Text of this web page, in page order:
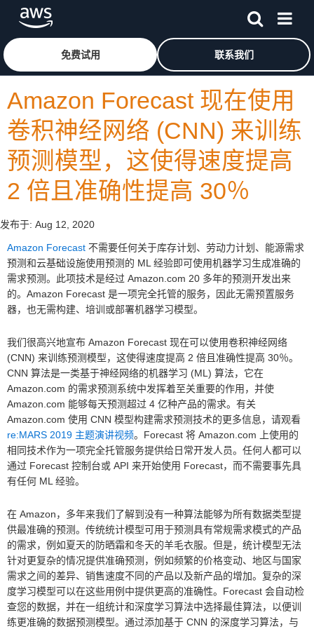
跳至主要内容
免费试用 联系我们
Amazon Forecast 现在使用
卷积神经网络 (CNN) 来训练
预测模型，这使得速度提高
2 倍且准确性提高 30％
发布于: Aug 12, 2020
Amazon Forecast 不需要任何关于库存计划、劳动力计划、能源需求
预测和云基础设施使用预测的 ML 经验即可使用机器学习生成准确的
需求预测。此项技术是经过 Amazon.com 20 多年的预测开发出来
的。Amazon Forecast 是一项完全托管的服务，因此无需预置服务
器，也无需构建、培训或部署机器学习模型。
我们很高兴地宣布 Amazon Forecast 现在可以使用卷积神经网络
(CNN) 来训练预测模型，这使得速度提高 2 倍且准确性提高 30％。
CNN 算法是一类基于神经网络的机器学习 (ML) 算法，它在
Amazon.com 的需求预测系统中发挥着至关重要的作用，并使
Amazon.com 能够每天预测超过 4 亿种产品的需求。有关
Amazon.com 使用 CNN 模型构建需求预测技术的更多信息，请观看
re:MARS 2019 主题演讲视频。Forecast 将 Amazon.com 上使用的
相同技术作为一项完全托管服务提供给日常开发人员。任何人都可以
通过 Forecast 控制台或 API 来开始使用 Forecast，而不需要事先具
有任何 ML 经验。
在 Amazon，多年来我们了解到没有一种算法能够为所有数据类型提
供最准确的预测。传统统计模型可用于预测具有常规需求模式的产品
的需求，例如夏天的防晒霜和冬天的羊毛衣服。但是，统计模型无法
针对更复杂的情况提供准确预测，例如频繁的价格变动、地区与国家
需求之间的差异、销售速度不同的产品以及新产品的增加。复杂的深
度学习模型可以在这些用例中提供更高的准确性。Forecast 会自动检
查您的数据，并在一组统计和深度学习算法中选择最佳算法，以便训
练更准确的数据预测模型。通过添加基于 CNN 的深度学习算法，与